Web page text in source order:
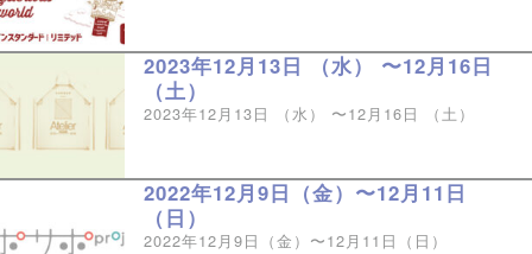
2023年12月13日 （水） 〜12月16日
（土）
2023年12月13日 （水） 〜12月16日 （土）
2022年12月9日（金）〜12月11日
（日）
2022年12月9日（金）〜12月11日（日）